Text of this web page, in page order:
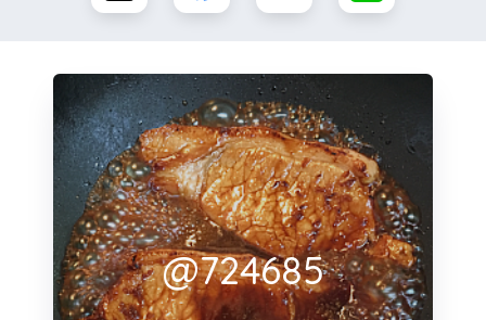
@724685